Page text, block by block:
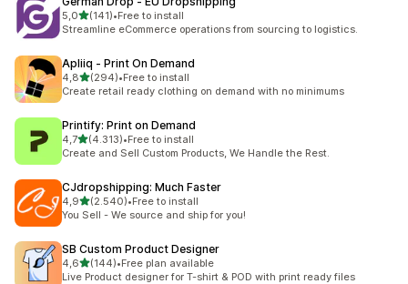
5,05 yıldız üzerinden
(141)
toplam 141 değerlendirme
•Free to install
Streamline eCommerce operations from sourcing to logistics.
Apliiq ‑ Print On Demand
4,85 yıldız üzerinden
(294)
toplam 294 değerlendirme
•Free to install
Create retail ready clothing on demand with no minimums
Printify: Print on Demand
4,75 yıldız üzerinden
(4.313)
toplam 4313 değerlendirme
•Free to install
Create and Sell Custom Products, We Handle the Rest.
CJdropshipping: Much Faster
4,95 yıldız üzerinden
(2.540)
toplam 2540 değerlendirme
•Free to install
You Sell - We source and ship for you!
SB Custom Product Designer
4,65 yıldız üzerinden
(144)
toplam 144 değerlendirme
•Free plan available
Live Product designer for T-shirt & POD with print ready files